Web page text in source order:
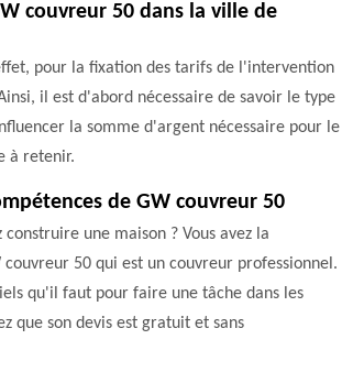
couvreur 50 dans la ville de
pour la fixation des tarifs de l'intervention
il est d'abord nécessaire de savoir le type
la somme d'argent nécessaire pour le
à retenir.
de GW couvreur 50
une maison ? Vous avez la
50 qui est un couvreur professionnel.
qu'il faut pour faire une tâche dans les
que son devis est gratuit et sans